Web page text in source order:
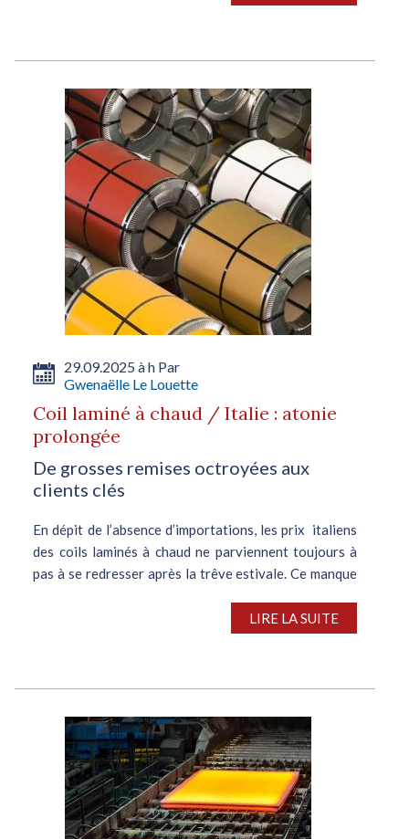
29.09.2025 à h Par
Gwenaëlle Le Louette
Coil laminé à chaud / Italie : atonie
prolongée
De grosses remises octroyées aux
clients clés
En dépit de l’absence d’importations, les prix italiens
des coils laminés à chaud ne parviennent toujours à
pas à se redresser après la trêve estivale. Ce manque
LIRE LA SUITE